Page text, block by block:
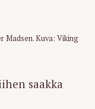
Madsen. Kuva: Viking
saakka